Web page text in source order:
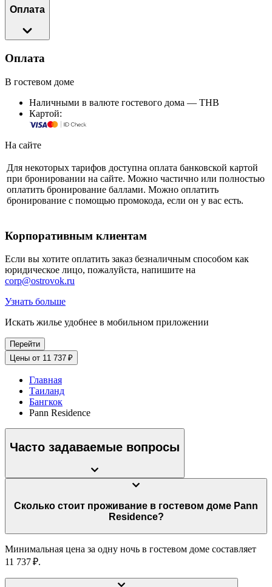
Оплата
Оплата
В гостевом доме
Наличными в валюте гостевого дома — THB
Картой:
На сайте
Для некоторых тарифов доступна оплата банковской картой
при бронировании на сайте. Можно частично или полностью
оплатить бронирование баллами. Можно оплатить
бронирование с помощью промокода, если он у вас есть.
Корпоративным клиентам
Если вы хотите оплатить заказ безналичным способом как
юридическое лицо, пожалуйста, напишите на
corp@ostrovok.ru
Узнать больше
Искать жилье удобнее в мобильном приложении
Перейти
Цены от 11 737 ₽
Главная
Таиланд
Бангкок
Pann Residence
Часто задаваемые вопросы
Сколько стоит проживание в гостевом доме Pann
Residence?
Минимальная цена за одну ночь в гостевом доме составляет
11 737 ₽.